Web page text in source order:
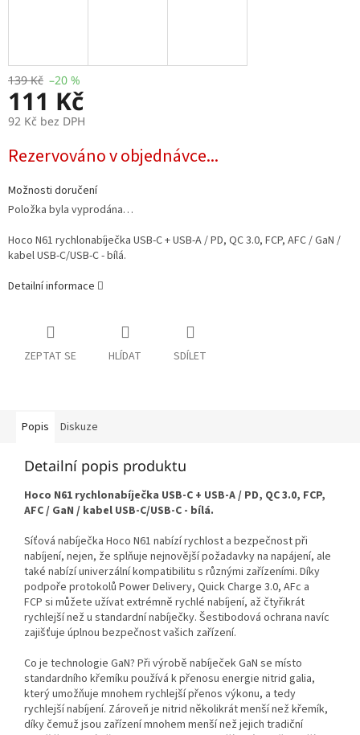
139 Kč –20 %
111 Kč
92 Kč bez DPH
cena:
Rezervováno v objednávce...
Možnosti doručení
Položka byla vyprodána…
Hoco N61 rychlonabíječka USB-C + USB-A / PD, QC 3.0, FCP, AFC / GaN /
kabel USB-C/USB-C - bílá.
Detailní informace
ZEPTAT SE HLÍDAT SDÍLET
Popis Diskuze
Detailní popis produktu
Hoco N61 rychlonabíječka USB-C + USB-A / PD, QC 3.0, FCP,
AFC / GaN / kabel USB-C/USB-C - bílá.
Síťová nabíječka Hoco N61 nabízí rychlost a bezpečnost při
nabíjení, nejen, že splňuje nejnovější požadavky na napájení, ale
také nabízí univerzální kompatibilitu s různými zařízeními. Díky
podpoře protokolů Power Delivery, Quick Charge 3.0, AFc a
FCP si můžete užívat extrémně rychlé nabíjení, až čtyřikrát
rychlejší než u standardní nabíječky. Šestibodová ochrana navíc
zajišťuje úplnou bezpečnost vašich zařízení.
Co je technologie GaN? Při výrobě nabíječek GaN se místo
standardního křemíku používá k přenosu energie nitrid galia,
který umožňuje mnohem rychlejší přenos výkonu, a tedy
rychlejší nabíjení. Zároveň je nitrid několikrát menší než křemík,
díky čemuž jsou zařízení mnohem menší než jejich tradiční